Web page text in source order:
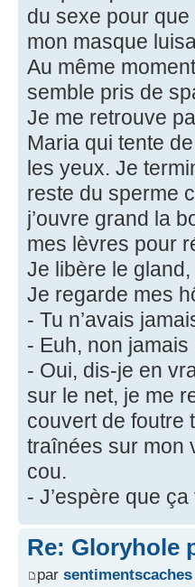
du sexe pour
mon masque
Au même
semble pris de
Je me retrouve
Maria qui tente
les yeux. Je
reste du sperme
j’ouvre grand la
mes lèvres pour
Je libère le
Je regarde mes
- Tu n’avais
- Euh, non
- Oui, dis-je en
sur le net, je me
couvert de
traînées sur mon
cou.
- J’espère que
Re: Gloryhole
par sentimentscaches